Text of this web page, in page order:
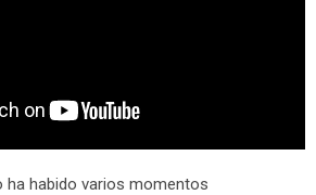
ha habido varios momentos